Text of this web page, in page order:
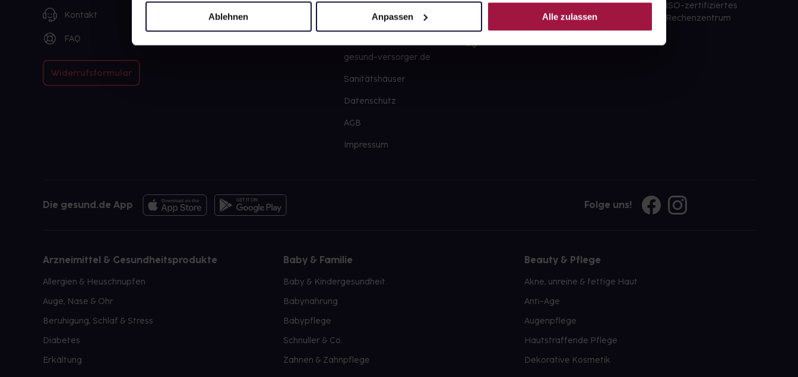
Ablehnen Anpassen Alle zulassen
Kontakt
FAQ
Widerrufsformular
Barrierefreiheitserklärung
PAYBACK
gesund-versorger.de
Sanitätshäuser
Datenschutz
AGB
Impressum
Freie Wahl der Apotheke
ISO-zertifiziertes
Rechenzentrum
Die gesund.de App Folge uns!
Arzneimittel & Gesundheitsprodukte
Allergien & Heuschnupfen
Auge, Nase & Ohr
Beruhigung, Schlaf & Stress
Diabetes
Erkältung
Baby & Familie
Baby & Kindergesundheit
Babynahrung
Babypflege
Schnuller & Co.
Zahnen & Zahnpflege
Beauty & Pflege
Akne, unreine & fettige Haut
Anti-Age
Augenpflege
Hautstraffende Pflege
Dekorative Kosmetik